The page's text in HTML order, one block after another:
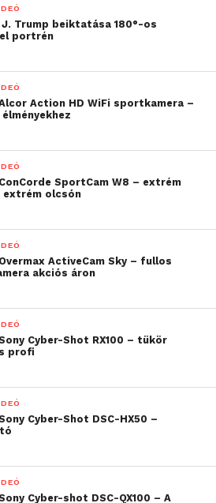
olyan helyekre
különleges perspektívát
és emellett nem csak a
magunk is látszunk rajtuk. Így
könnyű eldönteni, hogy egy
Segítek: kell!
már és még mindig tartom azt
J. Trump beiktatása 180°-os
portrén
Action HD WiFi sportkamera –
SportCam W8 – extrém
extrém olcsón
ActiveCam Sky – fullos
akciós áron
Cyber-Shot RX100 – tükör
profi
Cyber-Shot DSC-HX50 –
Cyber-shot DSC-QX100 – A